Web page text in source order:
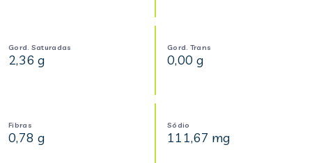
Gord. Saturadas
2,36 g
Gord. Trans
0,00 g
Fibras
0,78 g
Sódio
111,67 mg